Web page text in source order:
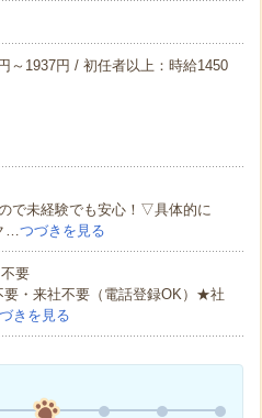
～1937円 / 初任者以上：時給1450
で未経験でも安心！▽具体的に
… つづきを見る
要
・来社不要（電話登録OK）★社
きを見る